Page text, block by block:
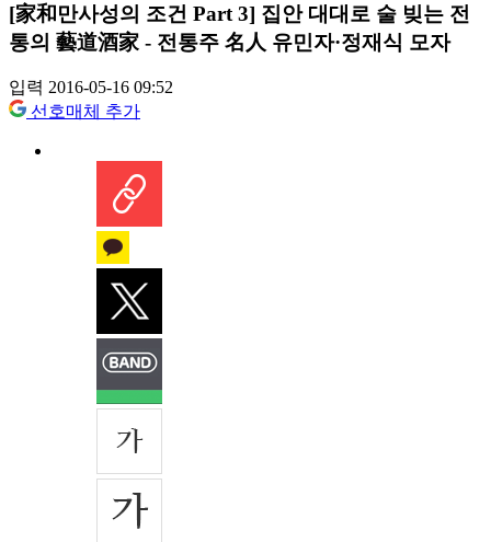
[家和만사성의 조건 Part 3] 집안 대대로 술 빚는 전
통의 藝道酒家 - 전통주 名人 유민자·정재식 모자
입력 2016-05-16 09:52
선호매체 추가